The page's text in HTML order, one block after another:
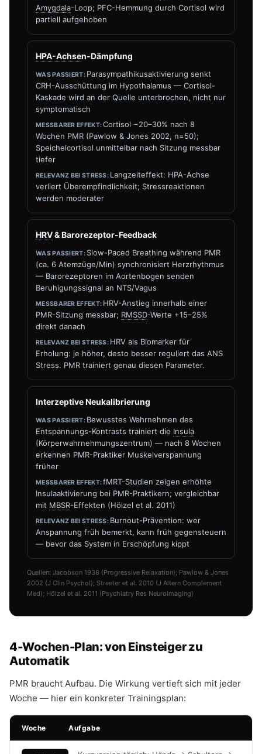
Amygdala-Loop; PFC-Hemmung durch Cortisol wird
partiell aufgehoben
HPA-Achsen-Dämpfung
Parasympathikusaktivierung senkt
CRH-Ausschüttung im Hypothalamus — Cortisol-
Kaskade wird an der Quelle unterbrochen, nicht nur
symptomatisch
Cortisol −20–30% nach 8
Wochen PMR (Pawlow & Jones 2002, n=50);
Speichelcortisol unmittelbar nach Sitzung messbar
tiefer
Langzeiteffekt: HPA-Achse
verliert Überempfindlichkeit; Stressreaktionen
werden moderater
HRV& Barorezeptor-Feedback
Slow-Paced Breathing während PMR
(ca. 6 Atemzüge/Min) synchronisiert Herzrhythmus
— Barorezeptoren im Aortenbogen senden
Beruhigungssignal an NTS/Vagus
HRV-Anstieg innerhalb einer
PMR-Sitzung messbar; RMSSD-Werte +15–25%
direkt danach
HRV als Biomarker für
Erholung: je höher, desto besser reguliert das ANS
Stress. PMR trainiert genau diesen Parameter.
Interzeptive Neukalibrierung
Bewusstes Wahrnehmen des
Entspannungs-Kontrasts trainiert die Insula
(Körperwahrnehmungszentrum) — nach 8 Wochen
erkennen PMR-Praktiker Muskelverspannung
früher
fMRT-Studien zeigen erhöhte
Insulaaktivierung bei PMR-Praktikern; vergleichbar
mit MBSR-Effekten (Hölzel et al. 2011)
Burnout-Prävention: wer
Anspannung früh bemerkt, kann früh gegensteuern
— bevor das System in Erschöpfung kippt
Quellen: Jacobson 1938 (Progressive Relaxation); Pawlow & Jones
2002 (J Clin Psychol); Streeter et al. 2010 (J Altern Complement
Med); Hölzel et al. 2011 (Psychiatry Res Neuroimaging)
4-Wochen-Plan: von Einsteiger zu
Automatik
PMR braucht Aufbau. Die Wirkung vertieft sich mit jeder
Woche — hier ein konkreter Trainingsplan:
Woche Aufgabe